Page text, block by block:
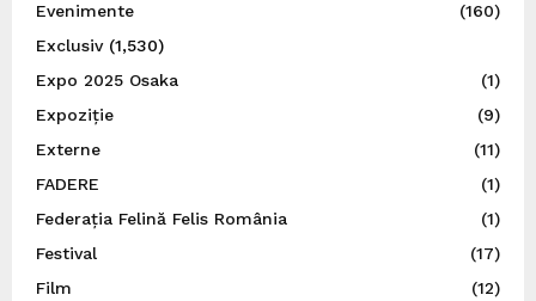
Evenimente
(160)
Exclusiv(1,530)
Expo 2025 Osaka
(1)
Expoziție
(9)
Externe
(11)
FADERE
(1)
Federația Felină Felis România
(1)
Festival
(17)
Film
(12)